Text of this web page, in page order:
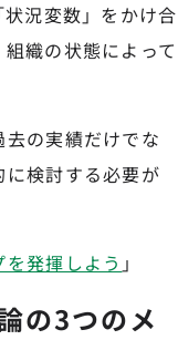
況変数」をかけ合
織の状態によって
の実績だけでな
検討する必要が
発揮しよう 」
の3つのメ